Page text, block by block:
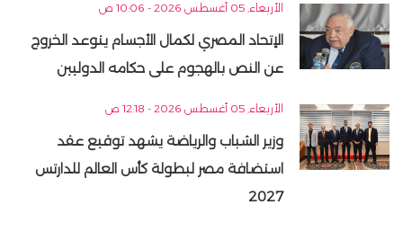
الأربعاء, 05 أغسطس 2026 - 10:06 ص
الإتحاد المصري لكمال الأجسام يتوعد الخروج
عن النص بالهجوم على حكامه الدوليين
الأربعاء, 05 أغسطس 2026 - 12:18 ص
وزير الشباب والرياضة يشهد توقيع عقد
استضافة مصر لبطولة كأس العالم للدارتس
2027